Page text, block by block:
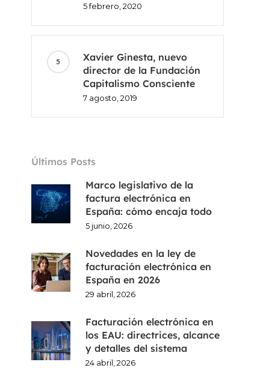
5 febrero, 2020
Xavier Ginesta, nuevo
director de la Fundación
Capitalismo Consciente
7 agosto, 2019
Últimos Posts
Marco legislativo de la
factura electrónica en
España: cómo encaja todo
5 junio, 2026
Novedades en la ley de
facturación electrónica en
España en 2026
29 abril, 2026
Facturación electrónica en
los EAU: directrices, alcance
y detalles del sistema
24 abril, 2026